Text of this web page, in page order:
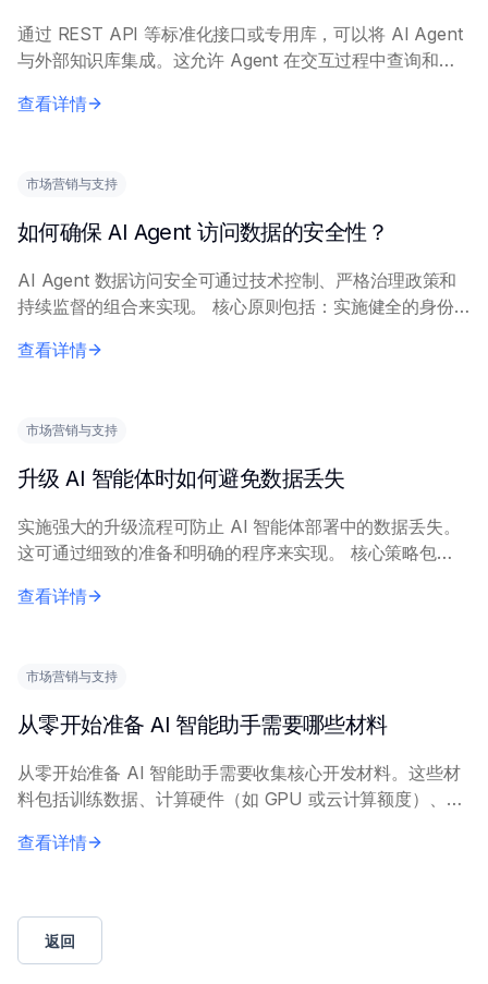
通过 REST API 等标准化接口或专用库，可以将 AI Agent
与外部知识库集成。这允许 Agent 在交互过程中查询和检
API；或实施 R...
查看详情
市场营销与支持
如何确保 AI Agent 访问数据的安全性？
AI Agent 数据访问安全可通过技术控制、严格治理政策和
持续监督的组合来实现。 核心原则包括：实施健全的身份
据使用加密；采用数据脱敏或令...
查看详情
市场营销与支持
升级 AI 智能体时如何避免数据丢失
实施强大的升级流程可防止 AI 智能体部署中的数据丢失。
这可通过细致的准备和明确的程序来实现。 核心策略包
查的回滚计划，以及全面的验证检查。关键保...
查看详情
市场营销与支持
从零开始准备 AI 智能助手需要哪些材料
从零开始准备 AI 智能助手需要收集核心开发材料。这些材
料包括训练数据、计算硬件（如 GPU 或云计算额度）、软
能用于特定功能的 A...
查看详情
返回